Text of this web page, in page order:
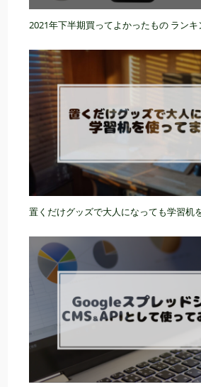
2021年下半期買ってよかったもの ランキ
置くだけグッズで大人になっても学習机